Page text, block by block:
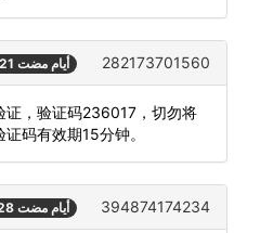
221 أيام مضت 282173701560
证，验证码236017，切勿将
码有效期15分钟。
228 أيام مضت 394874174234